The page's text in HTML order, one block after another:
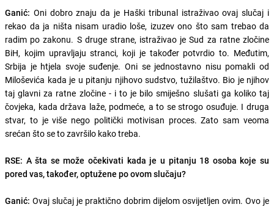
Ganić: Oni dobro znaju da je Haški tribunal istraživao ovaj slučaj i
rekao da ja ništa nisam uradio loše, izuzev ono što sam trebao da
radim po zakonu. S druge strane, istraživao je Sud za ratne zločine
BiH, kojim upravljaju stranci, koji je također potvrdio to. Međutim,
Srbija je htjela svoje suđenje. Oni se jednostavno nisu pomakli od
Miloševića kada je u pitanju njihovo sudstvo, tužilaštvo. Bio je njihov
taj glavni za ratne zločine - i to je bilo smiješno slušati ga koliko taj
čovjeka, kada država laže, podmeće, a to se strogo osuđuje. I druga
stvar, to je više nego politički motivisan proces. Zato sam veoma
srećan što se to završilo kako treba.
RSE: A šta se može očekivati kada je u pitanju 18 osoba koje su
pored vas, također, optužene po ovom slučaju?
Ganić: Ovaj slučaj je praktično dobrim dijelom osvijetljen ovim. Ovo je